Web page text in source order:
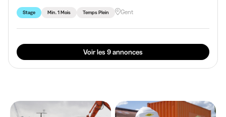
Stage Min. 1 Mois Temps Plein Gent
Voir les 9 annonces